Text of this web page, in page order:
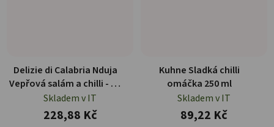
Delizie di Calabria Nduja
Vepřová salám a chilli - na
toast 280 g
Skladem v IT
228,88 Kč
Kuhne Sladká chilli
omáčka 250 ml
Skladem v IT
89,22 Kč